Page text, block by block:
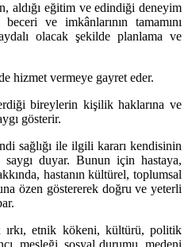
aldığı eğitim ve edindiği deneyim
ve imkânlarının tamamını
olacak şekilde planlama ve
hizmet vermeye gayret eder.
bireylerin kişilik haklarına ve
gösterir.
sağlığı ile ilgili kararı kendisinin
saygı duyar. Bunun için hastaya,
hastanın kültürel, toplumsal
özen göstererek doğru ve yeterli
ırkı, etnik kökeni, kültürü, politik